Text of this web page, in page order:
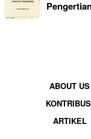
ABOUT US
ARTIKEL